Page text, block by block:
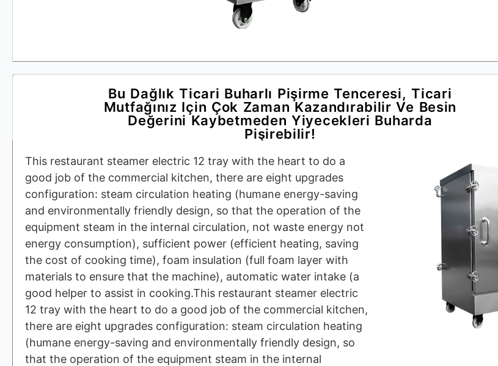
Bu Dağlık Ticari Buharlı Pişirme Tenceresi, Ticari
Mutfağınız Için Çok Zaman Kazandırabilir Ve Besin
Değerini Kaybetmeden Yiyecekleri Buharda
Pişirebilir!
This restaurant steamer electric 12 tray with the heart to do a
good job of the commercial kitchen, there are eight upgrades
configuration: steam circulation heating (humane energy-saving
and environmentally friendly design, so that the operation of the
equipment steam in the internal circulation, not waste energy not
energy consumption), sufficient power (efficient heating, saving
the cost of cooking time), foam insulation (full foam layer with
materials to ensure that the machine), automatic water intake (a
good helper to assist in cooking.This restaurant steamer electric
12 tray with the heart to do a good job of the commercial kitchen,
there are eight upgrades configuration: steam circulation heating
(humane energy-saving and environmentally friendly design, so
that the operation of the equipment steam in the internal